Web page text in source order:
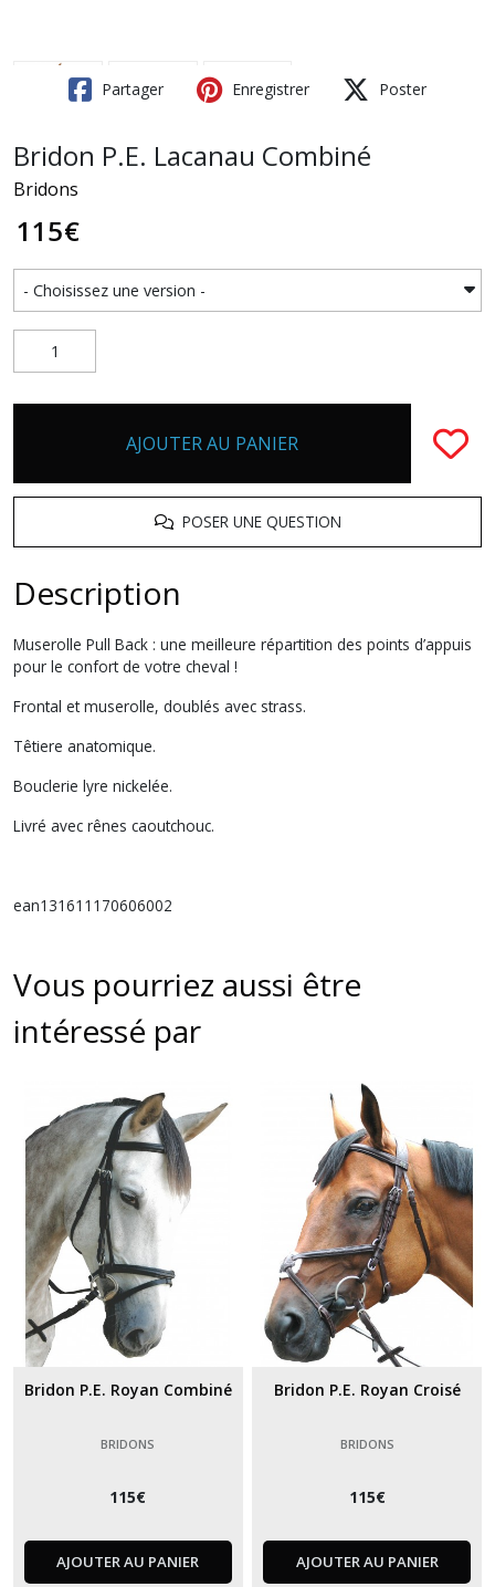
Partager Enregistrer Poster
Bridon P.E. Lacanau Combiné
Bridons
115€
AJOUTER AU PANIER
POSER UNE QUESTION
Description
Muserolle Pull Back : une meilleure répartition des points d’appuis
pour le confort de votre cheval !
Frontal et muserolle, doublés avec strass.
Têtiere anatomique.
Bouclerie lyre nickelée.
Livré avec rênes caoutchouc.
ean131611170606002
Vous pourriez aussi être
intéressé par
Bridon P.E. Royan Combiné
BRIDONS
115€
AJOUTER AU PANIER
Bridon P.E. Royan Croisé
BRIDONS
115€
AJOUTER AU PANIER